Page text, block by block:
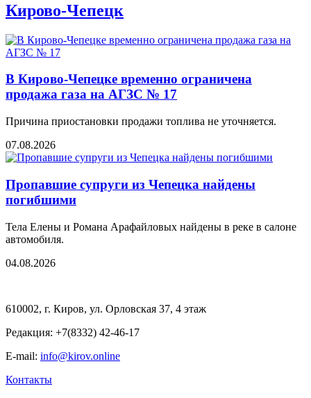
Кирово-Чепецк
В Кирово-Чепецке временно ограничена
продажа газа на АГЗС № 17
Причина приостановки продажи топлива не уточняется.
07.08.2026
Пропавшие супруги из Чепецка найдены
погибшими
Тела Елены и Романа Арафайловых найдены в реке в салоне
автомобиля.
04.08.2026
610002, г. Киров, ул. Орловская 37, 4 этаж
Редакция: +7(8332) 42-46-17
E-mail: info@kirov.online
Контакты